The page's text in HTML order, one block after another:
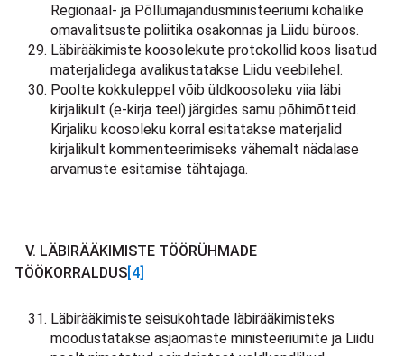
Regionaal- ja Põllumajandusministeeriumi kohalike
omavalitsuste poliitika osakonnas ja Liidu büroos.
Läbirääkimiste koosolekute protokollid koos lisatud
materjalidega avalikustatakse Liidu veebilehel.
Poolte kokkuleppel võib üldkoosoleku viia läbi
kirjalikult (e-kirja teel) järgides samu põhimõtteid.
Kirjaliku koosoleku korral esitatakse materjalid
kirjalikult kommenteerimiseks vähemalt nädalase
arvamuste esitamise tähtajaga.
V. LÄBIRÄÄKIMISTE TÖÖRÜHMADE
TÖÖKORRALDUS[4]
Läbirääkimiste seisukohtade läbirääkimisteks
moodustatakse asjaomaste ministeeriumite ja Liidu